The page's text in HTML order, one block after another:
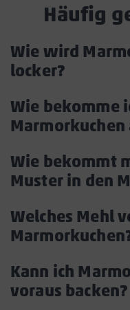
Häufig
Accordion
Headline
Wie wird
locker?
öffnen/
Wie bekomme
Marmorkuchen
Wie bekommt
Muster in den
Welches Mehl
Kann ich
voraus backen?